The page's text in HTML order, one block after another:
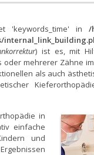
'keywords_time' in /
) ist es, mit
oder mehrerer Zähne
als auch
in
einfache
und